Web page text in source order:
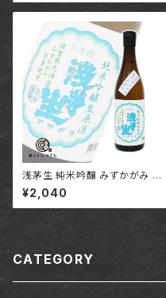
浅茅生 純米吟醸 みずかがみ 無
濾過生原酒 【720ml】/ 滋賀 有
限会社平井商店
¥2,040
CATEGORY